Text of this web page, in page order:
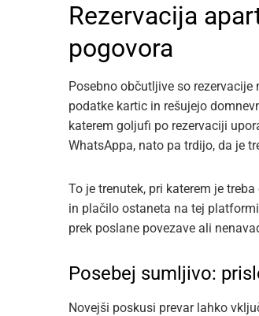
Rezervacija
pogovora
Posebno občutljive so
podatke kartic in rešujejo
katerem goljufi po rezervaciji
WhatsAppa, nato pa trdijo, da je
To je trenutek, pri katerem je
in plačilo ostaneta na tej
prek poslane povezave ali
Posebej sumljivo:
Novejši poskusi prevar lahko